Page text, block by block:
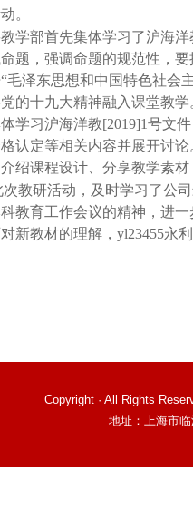
。
学部首先集体学习了沪海洋
题，强调命题的规范性，
毛泽东思想和中国特色社会
党的十九大精神融入课堂教学
学习沪海洋教[2019]1号文
认定等相关内容并展开讨
绍课程设计、分享教学素
教研活动，及时学习了公
教育工作会议的精神，进
新教材的理解，yl23455永
Copyright · All Rights
地址：上海市